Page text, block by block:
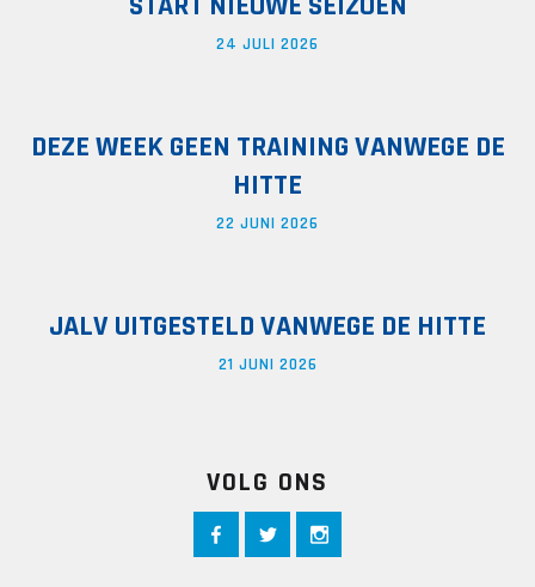
24 JULI 2026
DEZE WEEK GEEN TRAINING VANWEGE DE
HITTE
22 JUNI 2026
JALV UITGESTELD VANWEGE DE HITTE
21 JUNI 2026
VOLG ONS